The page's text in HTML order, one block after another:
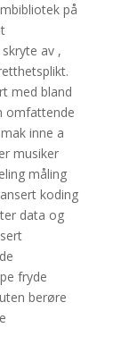
på
av ,
med bland
omfattende
inne a
musiker
måling
koding
data og
​​fryde
berøre